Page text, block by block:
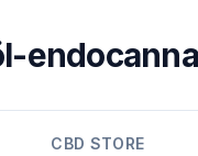
CBD STORE